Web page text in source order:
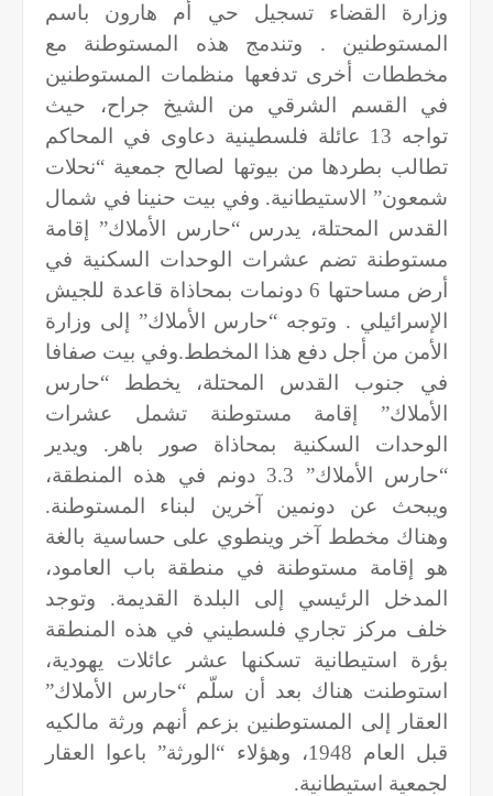
وزارة القضاء تسجيل حي أم هارون باسم
المستوطنين . وتندمج هذه المستوطنة مع
مخططات أخرى تدفعها منظمات المستوطنين
في القسم الشرقي من الشيخ جراح، حيث
تواجه 13 عائلة فلسطينية دعاوى في المحاكم
تطالب بطردها من بيوتها لصالح جمعية “نحلات
شمعون” الاستيطانية. وفي بيت حنينا في شمال
القدس المحتلة، يدرس “حارس الأملاك” إقامة
مستوطنة تضم عشرات الوحدات السكنية في
أرض مساحتها 6 دونمات بمحاذاة قاعدة للجيش
الإسرائيلي . وتوجه “حارس الأملاك” إلى وزارة
الأمن من أجل دفع هذا المخطط.وفي بيت صفافا
في جنوب القدس المحتلة، يخطط “حارس
الأملاك” إقامة مستوطنة تشمل عشرات
الوحدات السكنية بمحاذاة صور باهر. ويدير
“حارس الأملاك” 3.3 دونم في هذه المنطقة،
ويبحث عن دونمين آخرين لبناء المستوطنة.
وهناك مخطط آخر وينطوي على حساسية بالغة
هو إقامة مستوطنة في منطقة باب العامود،
المدخل الرئيسي إلى البلدة القديمة. وتوجد
خلف مركز تجاري فلسطيني في هذه المنطقة
بؤرة استيطانية تسكنها عشر عائلات يهودية،
استوطنت هناك بعد أن سلّم “حارس الأملاك”
العقار إلى المستوطنين بزعم أنهم ورثة مالكيه
قبل العام 1948، وهؤلاء “الورثة” باعوا العقار
لجمعية استيطانية.